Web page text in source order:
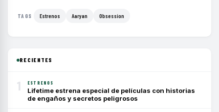
TAGS Estrenos Aaryan Obsession
RECIENTES
1 ESTRENOS
Lifetime estrena especial de películas con historias
de engaños y secretos peligrosos